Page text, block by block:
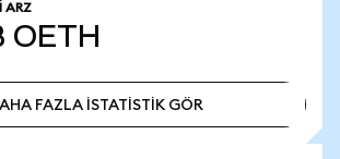
ARZ
OETH
FAZLA İSTATİSTİK GÖR